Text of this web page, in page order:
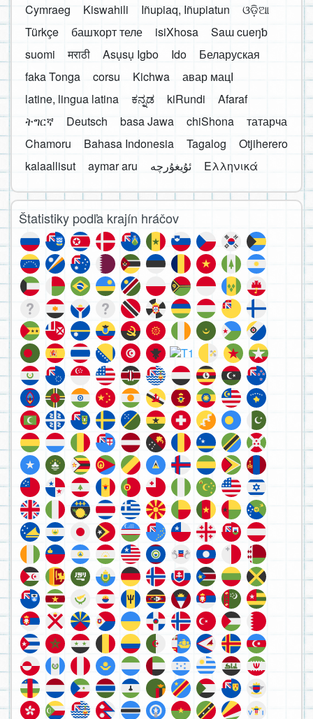
Cymraeg
Kiswahili Iñupiaq, Iñupiatun
ଓଡ଼ିଆ
Türkçe
башҡорт теле isiXhosa
Saɯ cueŋƅ
suomi
मराठी Asụsụ Igbo Ido
Беларуская
faka Tonga
corsu Kichwa
авар мацӀ
latine, lingua latina
ಕನ್ನಡ kiRundi
Afaraf
ትግርኛ
Deutsch basa Jawa chiShona
татарча
Chamoru
Bahasa Indonesia Tagalog
Otjiherero
kalaallisut
aymar aru Ελληνικά
Štatistiky podľa krajín hráčov